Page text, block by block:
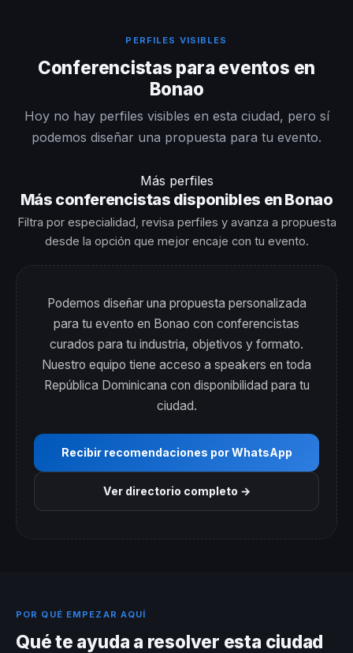
PERFILES VISIBLES
Conferencistas para eventos en
Bonao
Hoy no hay perfiles visibles en esta ciudad, pero sí
podemos diseñar una propuesta para tu evento.
Más perfiles
Más conferencistas disponibles en Bonao
Filtra por especialidad, revisa perfiles y avanza a propuesta
desde la opción que mejor encaje con tu evento.
Podemos diseñar una propuesta personalizada
para tu evento en Bonao con conferencistas
curados para tu industria, objetivos y formato.
Nuestro equipo tiene acceso a speakers en toda
República Dominicana con disponibilidad para tu
ciudad.
Recibir recomendaciones por WhatsApp
Ver directorio completo →
POR QUÉ EMPEZAR AQUÍ
Qué te ayuda a resolver esta ciudad